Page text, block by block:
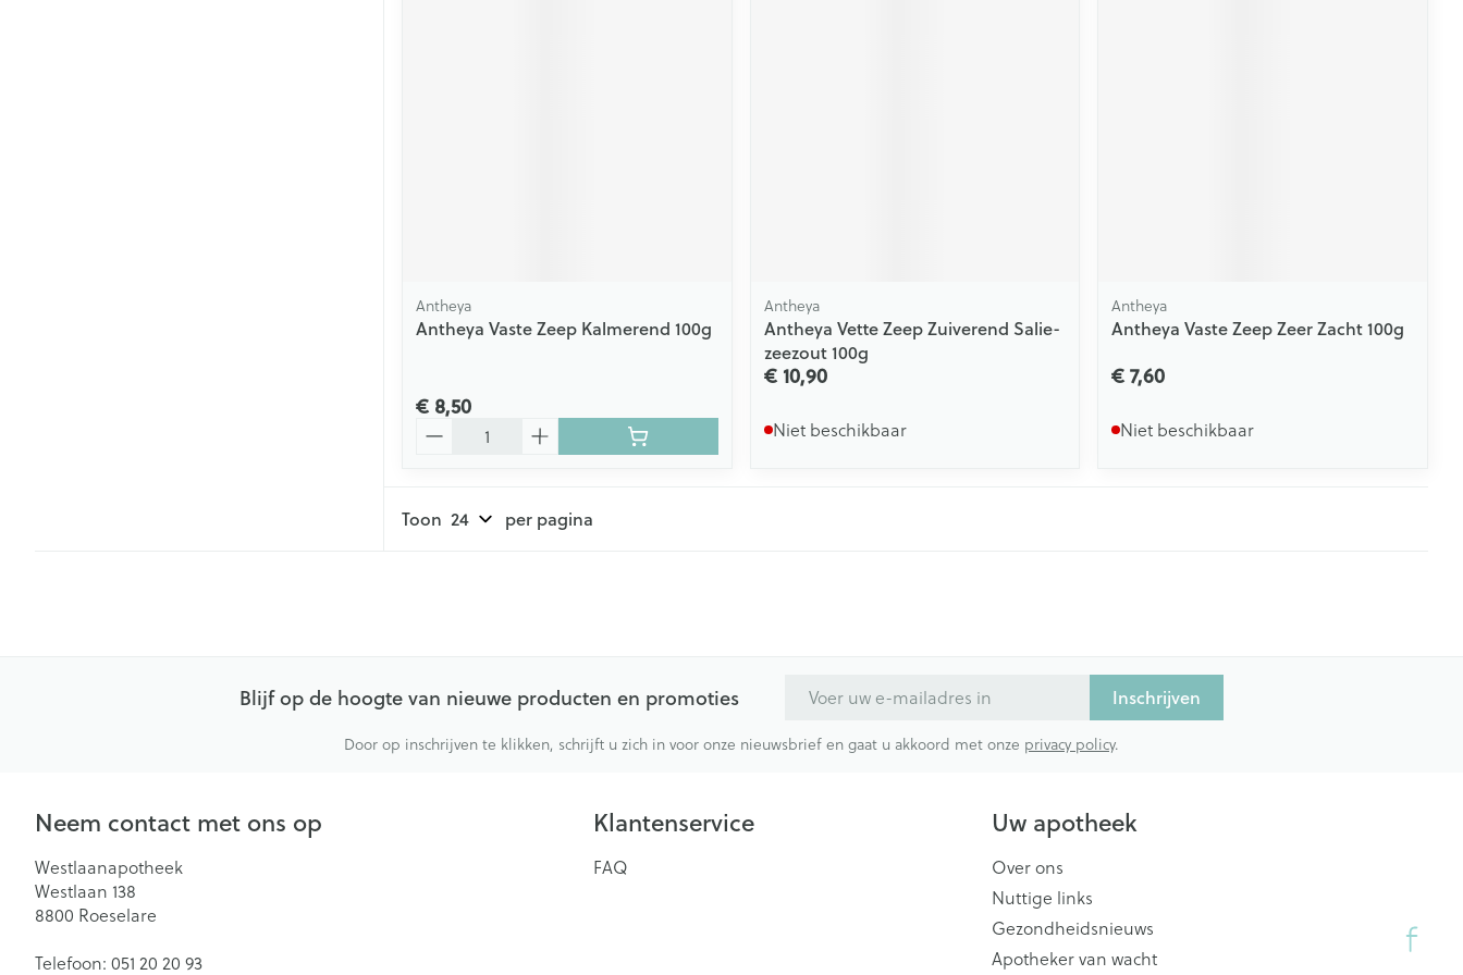
Antheya
Antheya Vaste Zeep Kalmerend 100g
€ 8,50
Antheya
Antheya Vette Zeep Zuiverend Salie-
zeezout 100g
€ 10,90
Niet beschikbaar
Antheya
Antheya Vaste Zeep Zeer Zacht 100g
€ 7,60
Niet beschikbaar
Toon per pagina
Blijf op de hoogte van nieuwe producten en promoties Inschrijven
Door op inschrijven te klikken, schrijft u zich in voor onze nieuwsbrief en gaat u akkoord met onze privacy policy.
Neem contact met ons op
Westlaanapotheek
Westlaan 138
8800 Roeselare
Telefoon: 051 20 20 93
Klantenservice
FAQ
Uw apotheek
Over ons
Nuttige links
Gezondheidsnieuws
Apotheker van wacht